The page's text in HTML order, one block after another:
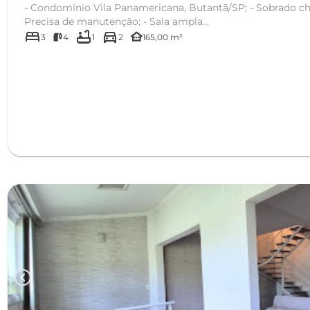
- Condomínio Vila Panamericana, Butantã/SP; - Sobrado charmoso e aconchegante! -
Precisa de manutenção; - Sala ampla...
bed3 4 bathtub1 directions_car 2 other_houses165,00 m²
chevron_left